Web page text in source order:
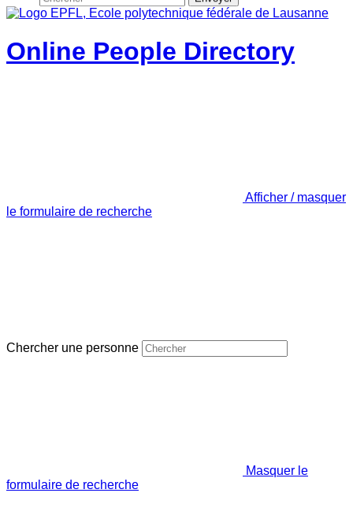
Online People Directory
Afficher / masquer
le formulaire de recherche
Chercher une personne
Masquer le
formulaire de recherche